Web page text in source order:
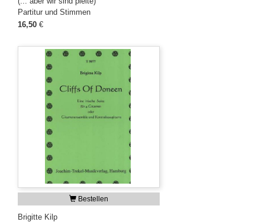
Partitur und Stimmen
16,50 €
Bestellen
Brigitte Kilp